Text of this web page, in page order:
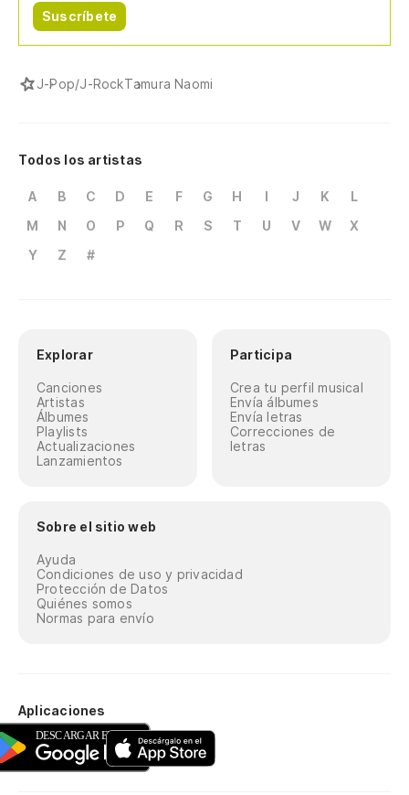
Suscríbete
J-Pop/J-RockTamura Naomi
Todos los artistas
A B C D E F G H I J K
L
M
N O P Q R S T U V W
X
Y
Z #
Explorar
Canciones
Artistas
Álbumes
Playlists
Actualizaciones
Lanzamientos
Participa
Crea tu perfil musical
Envía álbumes
Envía letras
Correcciones de
letras
Sobre el sitio web
Ayuda
Condiciones de uso y privacidad
Protección de Datos
Quiénes somos
Normas para envío
Aplicaciones